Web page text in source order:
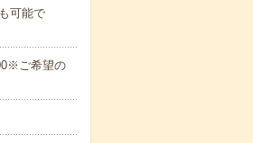
可能で
ご希望の